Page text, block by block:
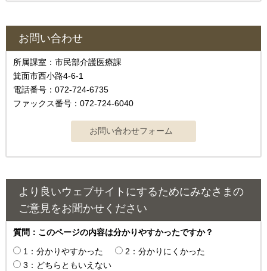
お問い合わせ
所属課室：市民部介護医療課
箕面市西小路4‐6‐1
電話番号：072-724-6735
ファックス番号：072-724-6040
より良いウェブサイトにするためにみなさまの
ご意見をお聞かせください
質問：このページの内容は分かりやすかったですか？
1：分かりやすかった
2：分かりにくかった
3：どちらともいえない